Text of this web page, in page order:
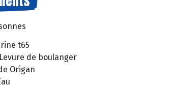
t65
de boulanger
Origan